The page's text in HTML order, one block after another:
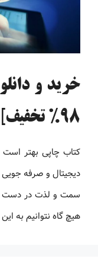
خرید و
98% تخفیف]
کتاب چاپی بهتر است
دیجیتال و صرفه جویی
سمت و لذت در دست
هیچ گاه نتوانیم به